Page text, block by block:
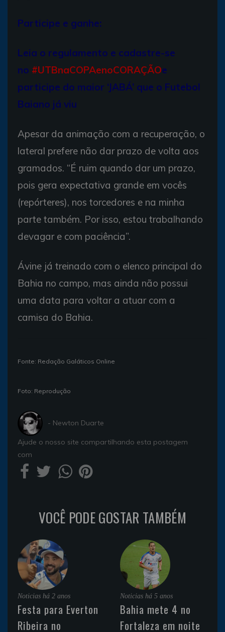
Participe e ganhe:
Leia o regulamento e cadastre-se
no #UTBnaCOPAenoCORAÇÃOe
participe do maior ‘JABÁ’ que o Futebol
Baiano já viu
Apesar da animação com a recuperação, o
lateral prefere não dar prazo de volta aos
gramados. “É ruim quando dar um prazo,
pois gera expectativa grande em vocês
(repórteres), nos torcedores e na minha
parte também. Por isso, estou trabalhando
devagar e com paciência”.
Ávine já treinado com o elenco principal do
Bahia no campo, mas ainda não possui
uma data para voltar a atuar com a
camisa do Bahia.
Fonte: Redação Galáticos Online
Foto: Reprodução
- Newton Duarte
Ajude o nosso site compartilhando esta postagem
com
VOCÊ PODE GOSTAR TAMBÉM
Noticias há 2 anos
Festa para Everton
Ribeira no
Noticias há 5 anos
Bahia mete 4 no
Fortaleza em noite